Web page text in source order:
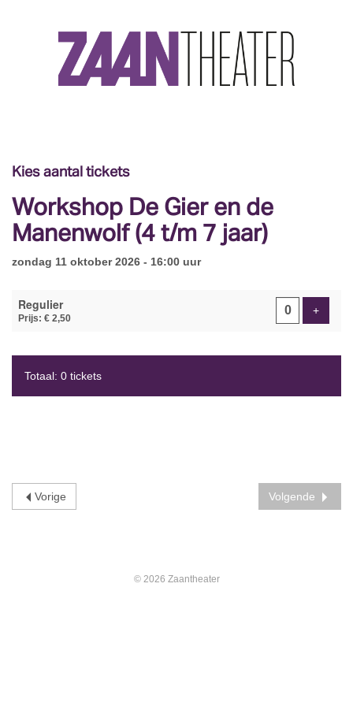
Kies aantal tickets
Workshop De Gier en de
Manenwolf (4 t/m 7 jaar)
zondag 11 oktober 2026 - 16:00 uur
Regulier
Prijs: € 2,50
+Voeg
Totaal: 0 tickets
Vorige Volgende
© 2026 Zaantheater